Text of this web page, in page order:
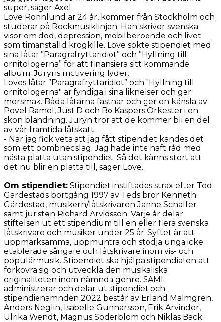
super, säger Axel.
Love Rönnlund är 24 år, kommer från Stockholm och
studerar på Rockmusiklinjen. Han skriver svenska
visor om död, depression, mobilberoende och livet
som timanställd krogkille. Love sökte stipendiet med
sina låtar ”Paragrafryttaridiot” och ”Hyllning till
ornitologerna” för att finansiera sitt kommande
album. Juryns motivering lyder:
Loves låtar ”Paragrafryttaridiot” och "Hyllning till
ornitologerna" är fyndiga i sina liknelser och ger
mersmak. Båda låtarna fastnar och ger en känsla av
Povel Ramel, Just D och Bo Kaspers Orkester i en
skön blandning. Juryn tror att de kommer bli en del
av vår framtida låtskatt.
- När jag fick veta att jag fått stipendiet kändes det
som ett bombnedslag. Jag hade inte haft råd med
nästa platta utan stipendiet. Så det känns stort att
det nu blir en platta till, säger Love.
Om stipendiet: Stipendiet instiftades strax efter Ted
Gärdestads bortgång 1997 av Teds bror Kenneth
Gärdestad, musikern/låtskrivaren Janne Schaffer
samt juristen Richard Arvidsson. Varje år delar
stiftelsen ut ett stipendium till en eller flera svenska
låtskrivare och musiker under 25 år. Syftet är att
uppmärksamma, uppmuntra och stödja unga icke
etablerade sångare och låtskrivare inom vis- och
populärmusik. Stipendiet ska hjälpa stipendiaten att
förkovra sig och utveckla den musikaliska
originaliteten inom nämnda genre. SAMI
administrerar och delar ut stipendiet och
stipendienämnden 2022 består av Erland Malmgren,
Anders Neglin, Isabelle Gunnarsson, Erik Arvinder,
Ulrika Wendt, Magnus Söderblom och Niklas Bäck.